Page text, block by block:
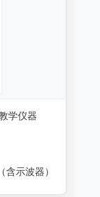
学仪器
含示波器）